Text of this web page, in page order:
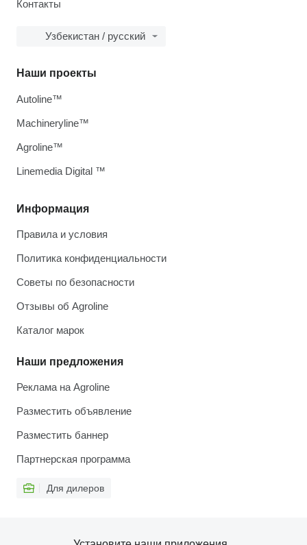
Контакты
Узбекистан / русский
Информация
Правила и условия
Политика конфиденциальности
Советы по безопасности
Отзывы об Agroline
Каталог марок
Наши предложения
Реклама на Agroline
Разместить объявление
Разместить баннер
Партнерская программа
Для дилеров
Наши проекты
Autoline™
Machineryline™
Agroline™
Linemedia Digital ™